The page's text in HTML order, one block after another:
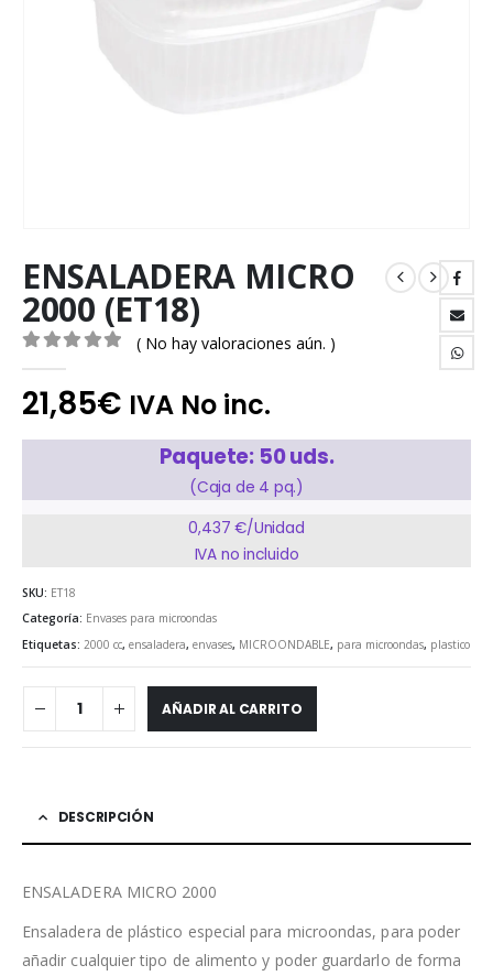
ENSALADERA MICRO
2000 (ET18)
( No hay valoraciones aún. )
21,85€ IVA No inc.
Paquete: 50 uds.
(Caja de 4 pq.)
0,437 €/Unidad
IVA no incluido
SKU: ET18
Categoría: Envases para microondas
Etiquetas: 2000 cc, ensaladera, envases, MICROONDABLE, para microondas, plastico
AÑADIR AL CARRITO
DESCRIPCIÓN
ENSALADERA MICRO 2000
Ensaladera de plástico especial para microondas, para poder
añadir cualquier tipo de alimento y poder guardarlo de forma